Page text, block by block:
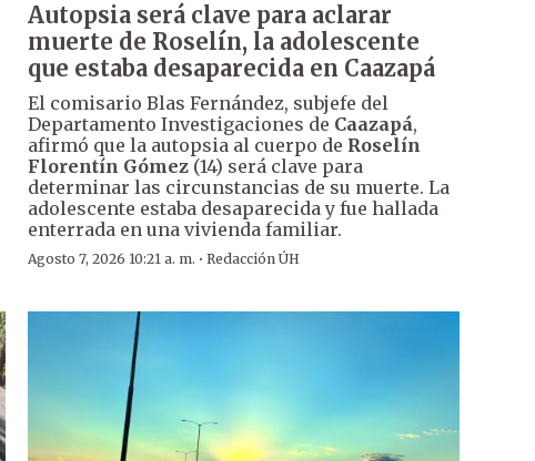
Autopsia será clave para aclarar
muerte de Roselín, la adolescente
que estaba desaparecida en Caazapá
El comisario Blas Fernández, subjefe del
Departamento Investigaciones de Caazapá,
afirmó que la autopsia al cuerpo de Roselín
Florentín Gómez(14) será clave para
determinar las circunstancias de su muerte. La
adolescente estaba desaparecida y fue hallada
enterrada en una vivienda familiar.
Agosto 7, 2026 10:21 a. m. · Redacción ÚH